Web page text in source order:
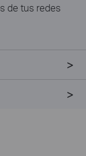
de tus redes